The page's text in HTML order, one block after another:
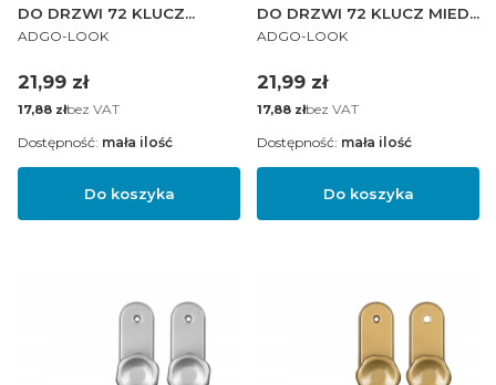
DO DRZWI 72 KLUCZ
CZARNA PL
PRODUCENT
ADGO-LOOK
Cena
21,99 zł
Cena
17,88 złbez VAT
Do koszyka
Dostępność: mała ilość
DO DRZWI 72 KLUCZ MIEDŹ
PL
PRODUCENT
ADGO-LOOK
Cena
21,99 zł
Cena
17,88 złbez VAT
Do koszyka
Dostępność: mała ilość